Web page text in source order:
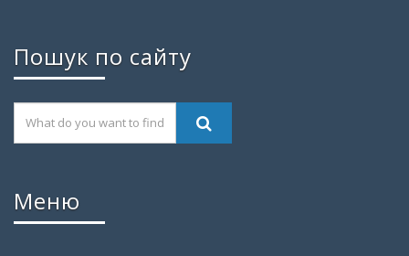
Пошук по сайту
Меню